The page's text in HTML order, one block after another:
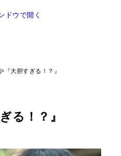
ドウで開く
『大胆すぎる！？』
る！？』